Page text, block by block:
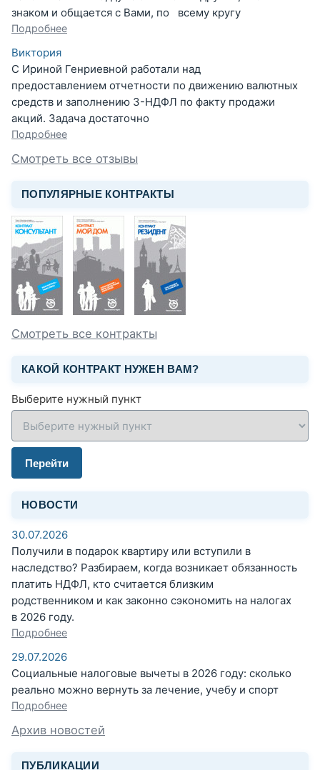
знаком и общается с Вами, по всему кругу
Подробнее
Виктория
С Ириной Генриевной работали над
предоставлением отчетности по движению валютных
средств и заполнению 3-НДФЛ по факту продажи
акций. Задача достаточно
Подробнее
Смотреть все отзывы
ПОПУЛЯРНЫЕ КОНТРАКТЫ
Смотреть все контракты
КАКОЙ КОНТРАКТ НУЖЕН ВАМ?
Выберите нужный пункт
Перейти
НОВОСТИ
30.07.2026
Получили в подарок квартиру или вступили в
наследство? Разбираем, когда возникает обязанность
платить НДФЛ, кто считается близким
родственником и как законно сэкономить на налогах
в 2026 году.
Подробнее
29.07.2026
Социальные налоговые вычеты в 2026 году: сколько
реально можно вернуть за лечение, учебу и спорт
Подробнее
Архив новостей
ПУБЛИКАЦИИ